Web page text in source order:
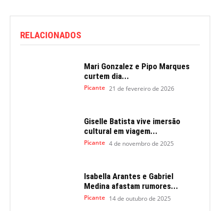
RELACIONADOS
Mari Gonzalez e Pipo Marques
curtem dia...
Picante 21 de fevereiro de 2026
Giselle Batista vive imersão
cultural em viagem...
Picante 4 de novembro de 2025
Isabella Arantes e Gabriel
Medina afastam rumores...
Picante 14 de outubro de 2025